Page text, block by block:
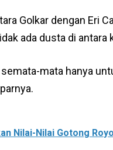
Golkar dengan Eri
ada dusta di antara
mata hanya
Nilai-Nilai Gotong